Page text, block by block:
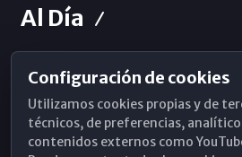
Al Día
Horarios de Misa
Hemeroteca
WhatsApp
Configuración de cookies
Utilizamos cookies propias y de
técnicos, de preferencias,
contenidos externos como